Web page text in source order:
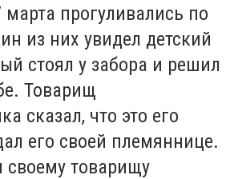
прогуливались по
из них увидел детский
стоял у забора и решил
Товарищ
сказал, что это его
его своей племяннице.
своему товарищу